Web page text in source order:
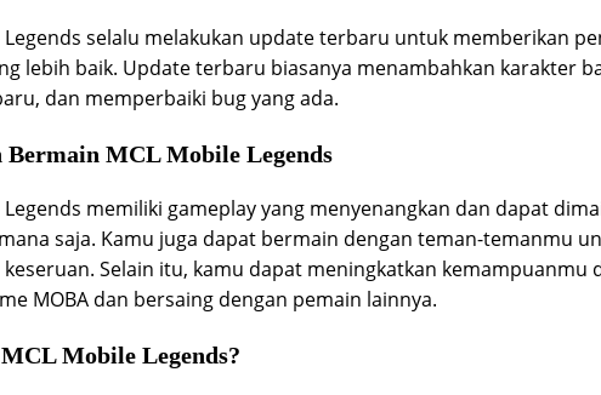
Legends selalu melakukan update terbaru untuk memberikan
lebih baik. Update terbaru biasanya menambahkan karakter
dan memperbaiki bug yang ada.
Bermain MCL Mobile Legends
Legends memiliki gameplay yang menyenangkan dan dapat
saja. Kamu juga dapat bermain dengan teman-temanmu
Selain itu, kamu dapat meningkatkan kemampuanmu
MOBA dan bersaing dengan pemain lainnya.
Mobile Legends?